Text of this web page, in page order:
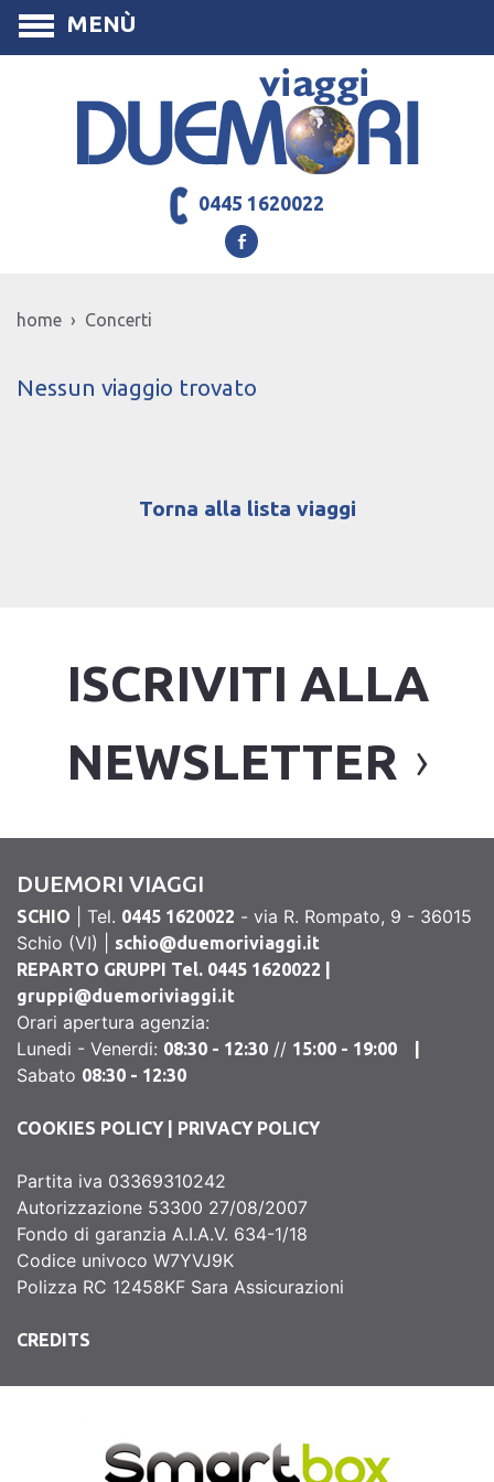
MENÙ
0445 1620022
home › Concerti
Nessun viaggio trovato
Torna alla lista viaggi
ISCRIVITI ALLA
NEWSLETTER
DUEMORI VIAGGI
SCHIO | Tel. 0445 1620022 - via R. Rompato, 9 - 36015
Schio (VI) |
schio@duemoriviaggi.it
REPARTO GRUPPI Tel. 0445 1620022 |
gruppi@duemoriviaggi.it
Orari apertura agenzia:
Lunedi - Venerdi: 08:30 - 12:30 // 15:00 - 19:00 |
Sabato 08:30 - 12:30
COOKIES POLICY| PRIVACY POLICY
Partita iva 03369310242
Autorizzazione 53300 27/08/2007
Fondo di garanzia A.I.A.V. 634-1/18
Codice univoco W7YVJ9K
Polizza RC 12458KF Sara Assicurazioni
CREDITS